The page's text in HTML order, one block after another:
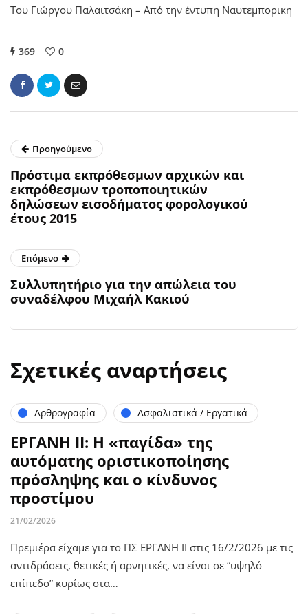
Του Γιώργου Παλαιτσάκη – Από την έντυπη Ναυτεμπορικη
369 0
Προηγούμενο
Πρόστιμα εκπρόθεσμων αρχικών και
εκπρόθεσμων τροποποιητικών
δηλώσεων εισοδήματος φορολογικού
έτους 2015
Επόμενο
Συλλυπητήριο για την απώλεια του
συναδέλφου Μιχαήλ Κακιού
Σχετικές αναρτήσεις
Αρθρογραφία Ασφαλιστικά / Εργατικά
ΕΡΓΑΝΗ ΙΙ: Η «παγίδα» της
αυτόματης οριστικοποίησης
πρόσληψης και ο κίνδυνος
προστίμου
21/02/2026
Πρεμιέρα είχαμε για το ΠΣ ΕΡΓΑΝΗ ΙΙ στις 16/2/2026 με τις
αντιδράσεις, θετικές ή αρνητικές, να είναι σε “υψηλό
επίπεδο” κυρίως στα…